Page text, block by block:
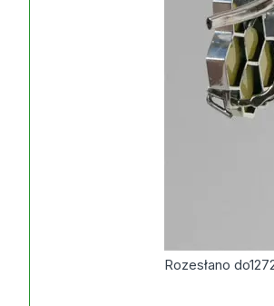
Rozesłano do